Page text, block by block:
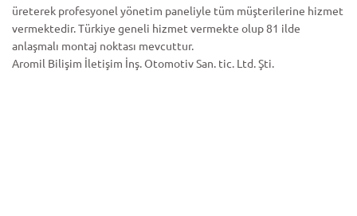
üreterek profesyonel yönetim paneliyle tüm müşterilerine hizmet
vermektedir. Türkiye geneli hizmet vermekte olup 81 ilde
anlaşmalı montaj noktası mevcuttur.
Aromil Bilişim İletişim İnş. Otomotiv San. tic. Ltd. Şti.